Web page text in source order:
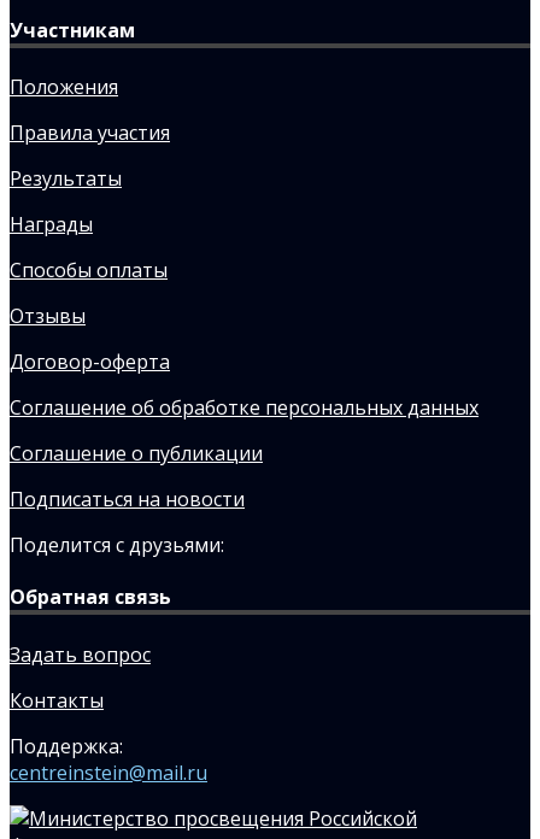
Участникам
Положения
Правила участия
Результаты
Награды
Способы оплаты
Отзывы
Договор-оферта
Соглашение об обработке персональных данных
Соглашение о публикации
Подписаться на новости
Поделится с друзьями:
Обратная связь
Задать вопрос
Контакты
Поддержка:
centreinstein@mail.ru